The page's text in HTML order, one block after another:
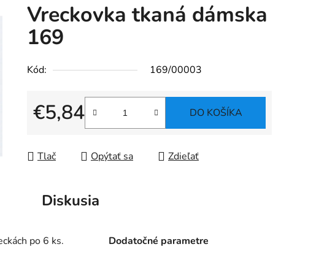
Vreckovka tkaná dámska
169
Kód: 169/00003
€5,84
Jednotková cena:
DO KOŠÍKA
Tlač Opýtať sa Zdieľať
Diskusia
po 6 ks. Dodatočné parametre